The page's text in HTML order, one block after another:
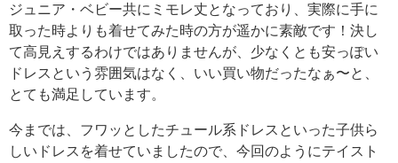
ジュニア・ベビー共にミモレ丈となっており、実際に手に
取った時よりも着せてみた時の方が遥かに素敵です！決し
て高見えするわけではありませんが、少なくとも安っぽい
ドレスという雰囲気はなく、いい買い物だったなぁ〜と、
とても満足しています。
今までは、フワッとしたチュール系ドレスといった子供ら
しいドレスを着せていましたので、今回のようにテイスト